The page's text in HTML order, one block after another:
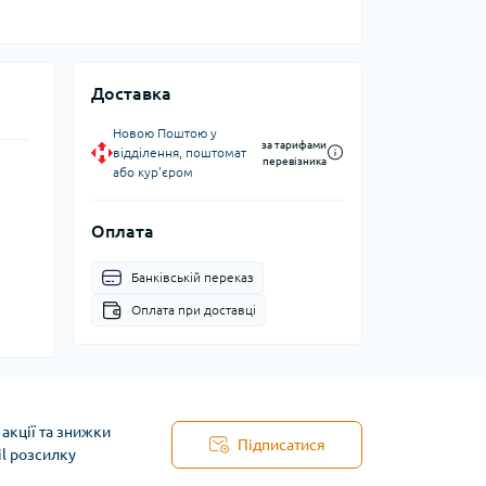
Доставка
Новою Поштою у
відділення, поштомат
або кур'єром
за тарифами
перевізника
Оплата
Банківській переказ
Оплата при доставці
та знижки
розсилку
Підписатися